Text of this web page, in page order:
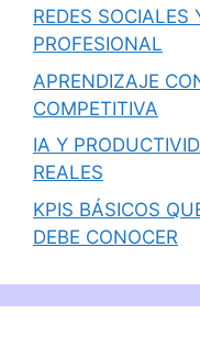
REDES SOCIALES
PROFESIONAL
APRENDIZAJE
COMPETITIVA
IA Y
REALES
KPIS BÁSICOS
DEBE CONOCER